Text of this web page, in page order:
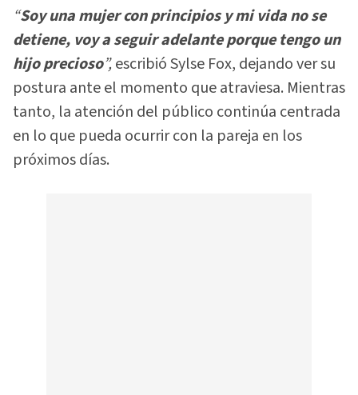
“Soy una mujer con principios y mi vida no se
detiene, voy a seguir adelante porque tengo un
hijo precioso”,escribió Sylse Fox, dejando ver su
postura ante el momento que atraviesa. Mientras
tanto, la atención del público continúa centrada
en lo que pueda ocurrir con la pareja en los
próximos días.